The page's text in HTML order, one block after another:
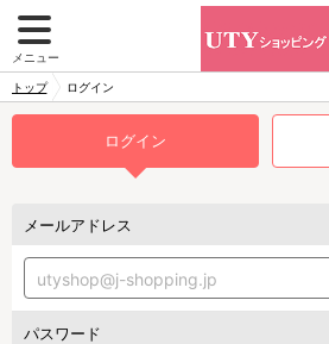
メニュー
トップ ログイン
ログイン
メールアドレス
パスワード